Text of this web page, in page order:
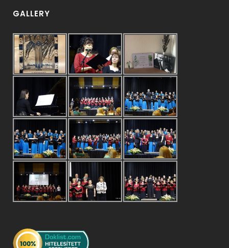
GALLERY